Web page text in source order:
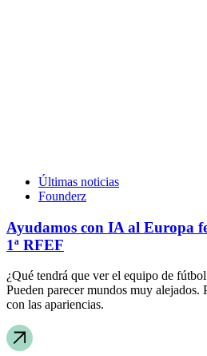
Últimas noticias
Founderz
Ayudamos con IA al Europa
1ª RFEF
¿Qué tendrá que ver el equipo de
Pueden parecer mundos muy alejados.
con las apariencias.